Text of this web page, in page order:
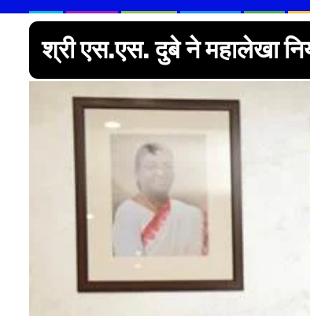
श्री एस.एस. दुबे ने महालेखा